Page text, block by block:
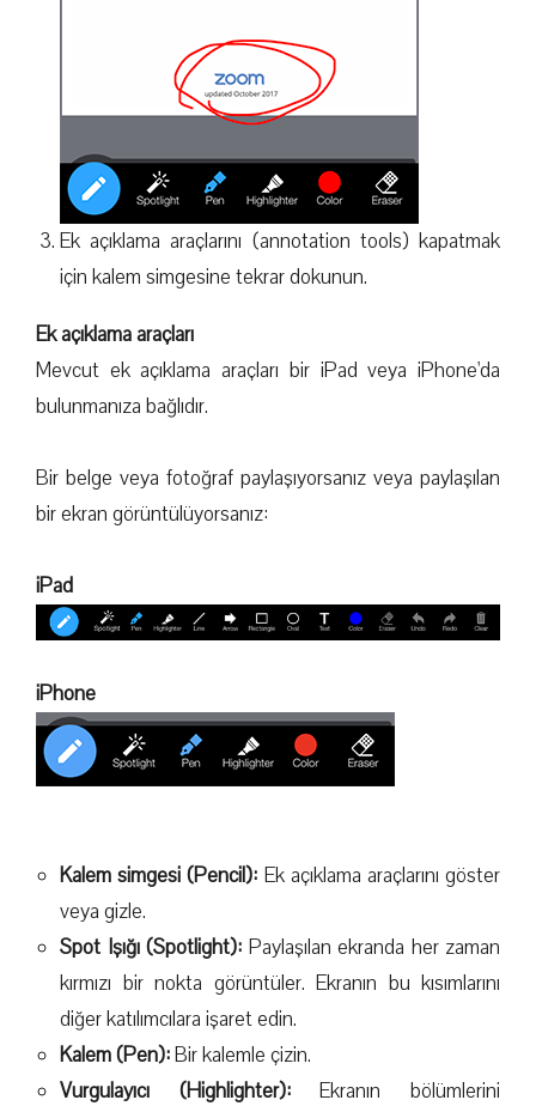
Ek açıklama araçlarını (annotation tools) kapatmak
için kalem simgesine tekrar dokunun.
Ek açıklama araçları
Mevcut ek açıklama araçları bir iPad veya iPhone'da
bulunmanıza bağlıdır.
Bir belge veya fotoğraf paylaşıyorsanız veya paylaşılan
bir ekran görüntülüyorsanız:
iPad
iPhone
Kalem simgesi (Pencil): Ek açıklama araçlarını göster
veya gizle.
Spot Işığı (Spotlight): Paylaşılan ekranda her zaman
kırmızı bir nokta görüntüler. Ekranın bu kısımlarını
diğer katılımcılara işaret edin.
Kalem (Pen):Bir kalemle çizin.
Vurgulayıcı (Highlighter):Ekranın bölümlerini